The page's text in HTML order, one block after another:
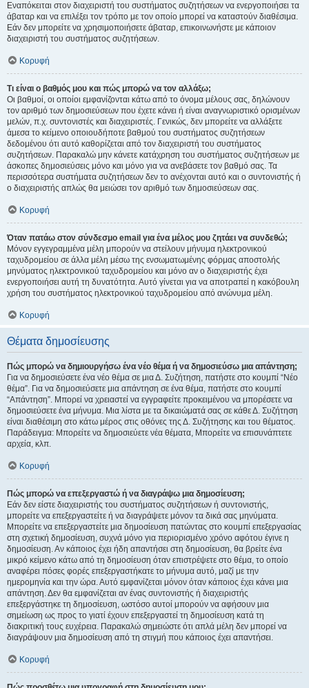
Εναπόκειται στον διαχειριστή του συστήματος συζητήσεων να ενεργοποιήσει τα
άβαταρ και να επιλέξει τον τρόπο με τον οποίο μπορεί να καταστούν διαθέσιμα.
Εάν δεν μπορείτε να χρησιμοποιήσετε άβαταρ, επικοινωνήστε με κάποιον
διαχειριστή του συστήματος συζητήσεων.
Κορυφή
Τι είναι ο βαθμός μου και πώς μπορώ να τον αλλάξω;
Οι βαθμοί, οι οποίοι εμφανίζονται κάτω από το όνομα μέλους σας, δηλώνουν
τον αριθμό των δημοσιεύσεων που έχετε κάνει ή είναι αναγνωριστικό ορισμένων
μελών, π.χ. συντονιστές και διαχειριστές. Γενικώς, δεν μπορείτε να αλλάξετε
άμεσα το κείμενο οποιουδήποτε βαθμού του συστήματος συζητήσεων
δεδομένου ότι αυτό καθορίζεται από τον διαχειριστή του συστήματος
συζητήσεων. Παρακαλώ μην κάνετε κατάχρηση του συστήματος συζητήσεων με
άσκοπες δημοσιεύσεις μόνο και μόνο για να ανεβάσετε τον βαθμό σας. Τα
περισσότερα συστήματα συζητήσεων δεν το ανέχονται αυτό και ο συντονιστής ή
ο διαχειριστής απλώς θα μειώσει τον αριθμό των δημοσιεύσεων σας.
Κορυφή
Όταν πατάω στον σύνδεσμο email για ένα μέλος μου ζητάει να συνδεθώ;
Μόνον εγγεγραμμένα μέλη μπορούν να στείλουν μήνυμα ηλεκτρονικού
ταχυδρομείου σε άλλα μέλη μέσω της ενσωματωμένης φόρμας αποστολής
μηνύματος ηλεκτρονικού ταχυδρομείου και μόνο αν ο διαχειριστής έχει
ενεργοποιήσει αυτή τη δυνατότητα. Αυτό γίνεται για να αποτραπεί η κακόβουλη
χρήση του συστήματος ηλεκτρονικού ταχυδρομείου από ανώνυμα μέλη.
Κορυφή
Θέματα δημοσίευσης
Πώς μπορώ να δημιουργήσω ένα νέο θέμα ή να δημοσιεύσω μια απάντηση;
Για να δημοσιεύσετε ένα νέο θέμα σε μια Δ. Συζήτηση, πατήστε στο κουμπί “Νέο
θέμα”. Για να δημοσιεύσετε μια απάντηση σε ένα θέμα, πατήστε στο κουμπί
“Απάντηση”. Μπορεί να χρειαστεί να εγγραφείτε προκειμένου να μπορέσετε να
δημοσιεύσετε ένα μήνυμα. Μια λίστα με τα δικαιώματά σας σε κάθε Δ. Συζήτηση
είναι διαθέσιμη στο κάτω μέρος στις οθόνες της Δ. Συζήτησης και του θέματος.
Παράδειγμα: Μπορείτε να δημοσιεύετε νέα θέματα, Μπορείτε να επισυνάπτετε
αρχεία, κλπ.
Κορυφή
Πώς μπορώ να επεξεργαστώ ή να διαγράψω μια δημοσίευση;
Εάν δεν είστε διαχειριστής του συστήματος συζητήσεων ή συντονιστής,
μπορείτε να επεξεργαστείτε ή να διαγράψετε μόνον τα δικά σας μηνύματα.
Μπορείτε να επεξεργαστείτε μια δημοσίευση πατώντας στο κουμπί επεξεργασίας
στη σχετική δημοσίευση, συχνά μόνο για περιορισμένο χρόνο αφότου έγινε η
δημοσίευση. Αν κάποιος έχει ήδη απαντήσει στη δημοσίευση, θα βρείτε ένα
μικρό κείμενο κάτω από τη δημοσίευση όταν επιστρέψετε στο θέμα, το οποίο
αναφέρει πόσες φορές επεξεργαστήκατε το μήνυμα αυτό, μαζί με την
ημερομηνία και την ώρα. Αυτό εμφανίζεται μόνον όταν κάποιος έχει κάνει μια
απάντηση. Δεν θα εμφανίζεται αν ένας συντονιστής ή διαχειριστής
επεξεργάστηκε τη δημοσίευση, ωστόσο αυτοί μπορούν να αφήσουν μια
σημείωση ως προς το γιατί έχουν επεξεργαστεί τη δημοσίευση κατά τη
διακριτική τους ευχέρεια. Παρακαλώ σημειώστε ότι απλά μέλη δεν μπορεί να
διαγράψουν μια δημοσίευση από τη στιγμή που κάποιος έχει απαντήσει.
Κορυφή